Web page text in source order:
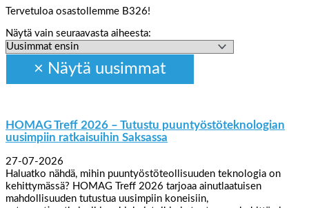
Tervetuloa osastollemme B326!
Näytä vain seuraavasta aiheesta:
HOMAG Treff 2026 – Tutustu puuntyöstöteknologian
uusimpiin ratkaisuihin Saksassa
27-07-2026
Haluatko nähdä, mihin puuntyöstöteollisuuden teknologia on
kehittymässä? HOMAG Treff 2026 tarjoaa ainutlaatuisen
mahdollisuuden tutustua uusimpiin koneisiin,